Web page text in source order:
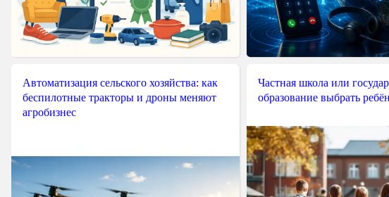
Автоматизация сельского хозяйства: как
беспилотные тракторы и дроны меняют
агробизнес
Частная школа или
образование выбрать